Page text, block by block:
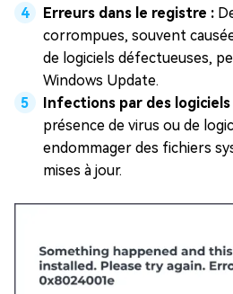
Erreurs dans le registre :
corrompues, souvent
de logiciels défectueuses,
Windows Update.
Infections par des
présence de virus ou de
endommager des fichiers
mises à jour.